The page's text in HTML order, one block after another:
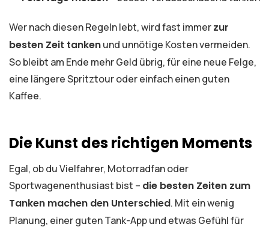
Wer nach diesen Regeln lebt, wird fast immerzur
besten Zeit tankenund unnötige Kosten vermeiden.
So bleibt am Ende mehr Geld übrig, für eine neue Felge,
eine längere Spritztour oder einfach einen guten
Kaffee.
Die Kunst des richtigen Moments
Egal, ob du Vielfahrer, Motorradfan oder
Sportwagenenthusiast bist – die besten Zeiten zum
Tanken machen den Unterschied. Mit ein wenig
Planung, einer guten Tank-App und etwas Gefühl für